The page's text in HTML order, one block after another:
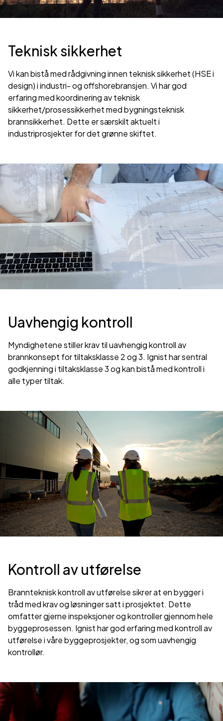
Teknisk sikkerhet
Vi kan bistå med rådgivning innen teknisk sikkerhet (HSE i
design) i industri- og offshorebransjen. Vi har god
erfaring med koordinering av teknisk
sikkerhet/prosessikkerhet med bygningsteknisk
brannsikkerhet. Dette er særskilt aktuelt i
industriprosjekter for det grønne skiftet.
Uavhengig kontroll
Myndighetene stiller krav til uavhengig kontroll av
brannkonsept for tiltaksklasse 2 og 3. Ignist har sentral
godkjenning i tiltaksklasse 3 og kan bistå med kontroll i
alle typer tiltak.
Kontroll av utførelse
Brannteknisk kontroll av utførelse sikrer at en bygger i
tråd med krav og løsninger satt i prosjektet. Dette
omfatter gjerne inspeksjoner og kontroller gjennom hele
byggeprosessen. Ignist har god erfaring med kontroll av
utførelse i våre byggeprosjekter, og som uavhengig
kontrollør.